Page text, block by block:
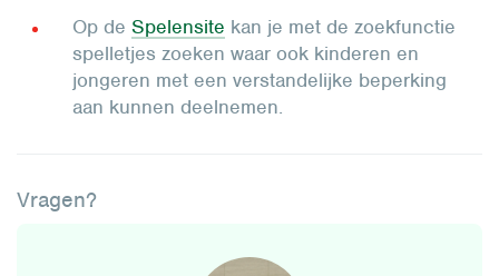
Op de Spelensite kan je met de zoekfunctie
spelletjes zoeken waar ook kinderen en
jongeren met een verstandelijke beperking
aan kunnen deelnemen.
Vragen?